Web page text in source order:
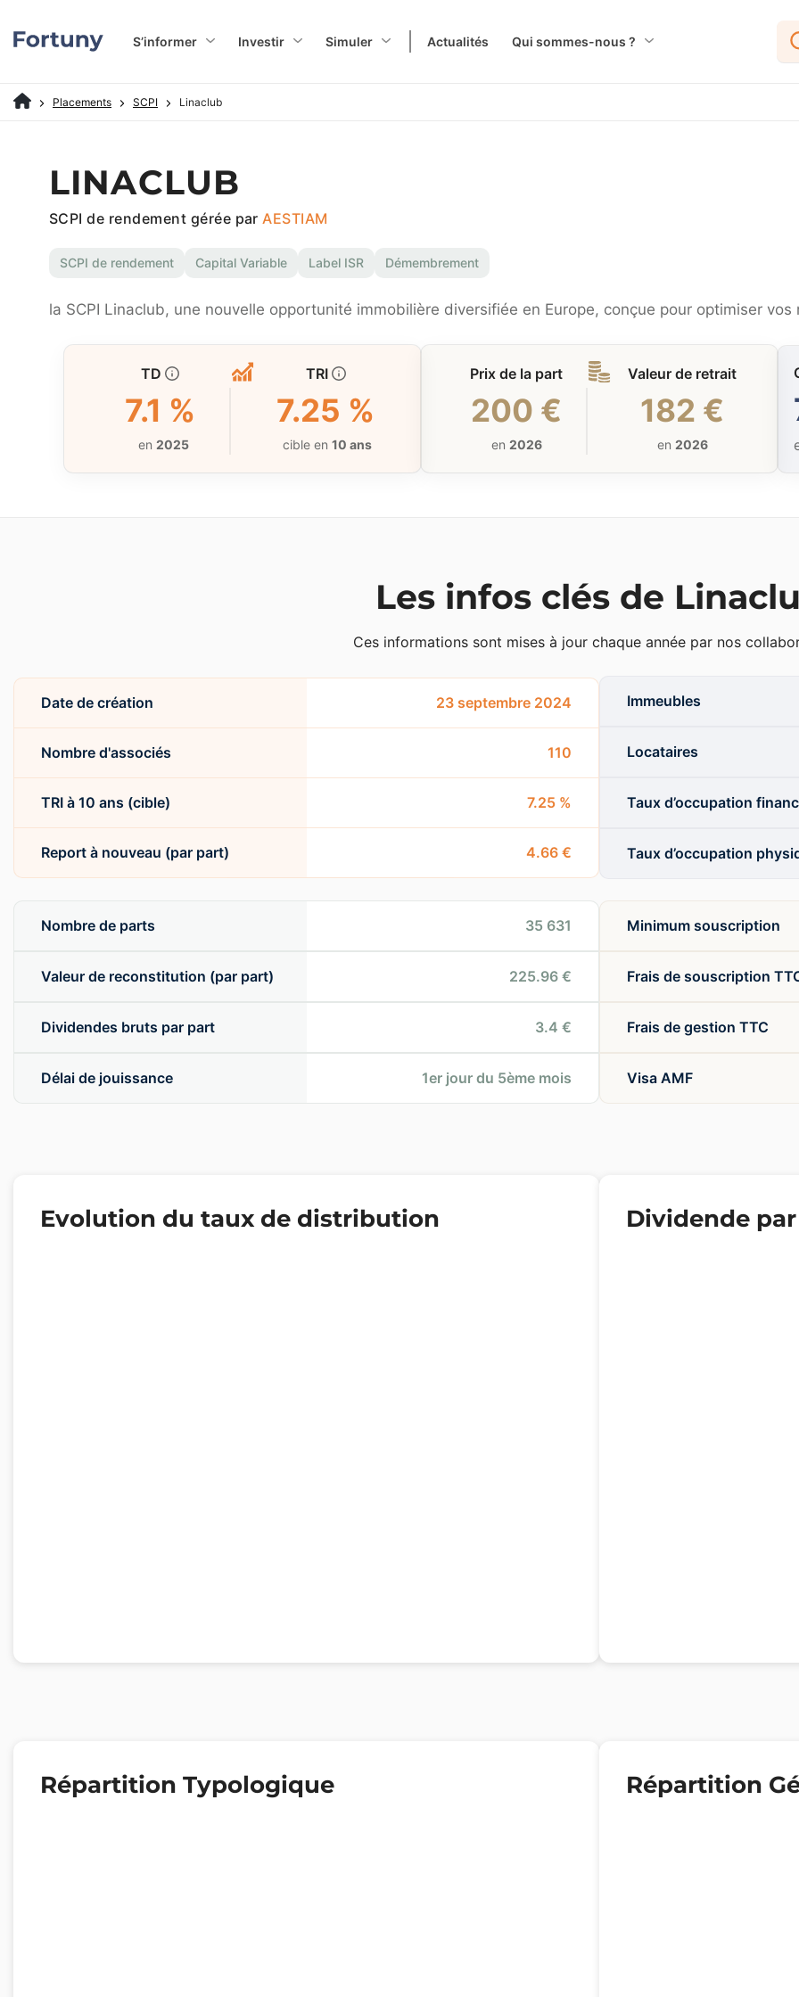
S’informer Investir Simuler Actualités Qui sommes-nous ?
Placements SCPI Linaclub
LINACLUB
SCPI de rendement gérée parAESTIAM
SCPI de rendement Capital Variable Label ISR Démembrement
la SCPI Linaclub, une nouvelle opportunité immobilière diversifiée en Europe, conçue pour optimiser
TD
7.1 %
en 2025
TRI
7.25 %
cible en 10 ans
Prix de la part
200 €
en 2026
Valeur de retrait
182 €
en 2026
Les infos clés de
Ces informations sont mises à jour chaque année par nos
Date de création 23 septembre 2024
Nombre d'associés 110
TRI à 10 ans (cible) 7.25 %
Report à nouveau (par part) 4.66 €
Immeubles
Locataires
Taux d’occupation
Taux d’occupation
Nombre de parts 35 631
Valeur de reconstitution (par part) 225.96 €
Dividendes bruts par part 3.4 €
Délai de jouissance 1er jour du 5ème mois
Minimum souscription
Frais de souscription
Frais de gestion TTC
Visa AMF
Evolution du taux de distribution Dividende
Répartition Typologique Répartition